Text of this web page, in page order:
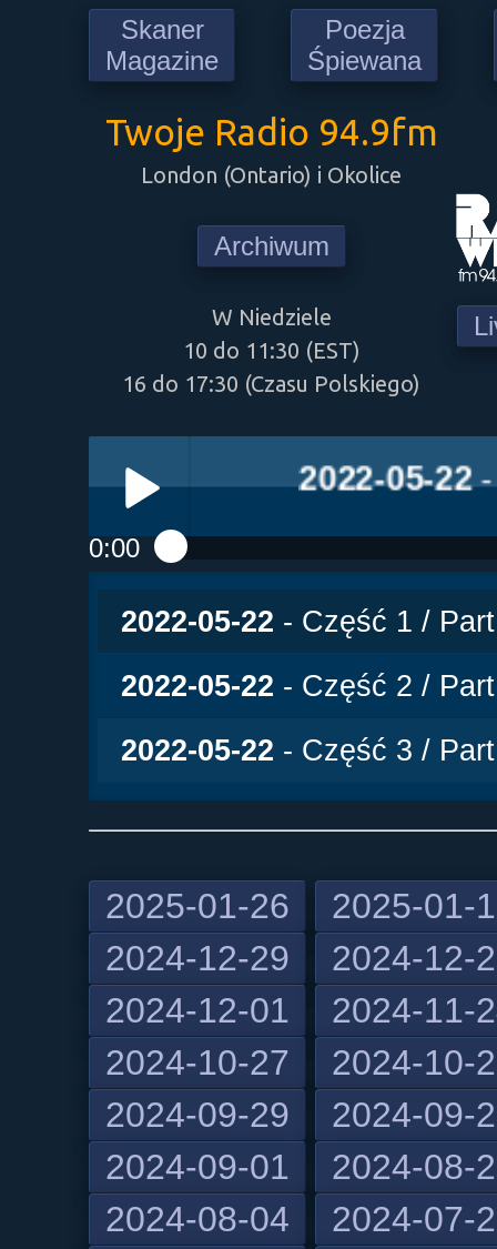
Skaner
Magazine
Poezja
Śpiewana
Twoje Radio 94.9fm
London (Ontario) i Okolice
Archiwum
W Niedziele
10 do 11:30 (EST)
16 do 17:30 (Czasu Polskiego)
Play /
pause
2022-05-22-
0:00
2022-05-22 - Część 1 /
2022-05-22 - Część 2 /
2022-05-22 - Część 3 /
2025-01-26
2025-01-
2024-12-29
2024-12-
2024-12-01
2024-11-
2024-10-27
2024-10-
2024-09-29
2024-09-
2024-09-01
2024-08-
2024-08-04
2024-07-